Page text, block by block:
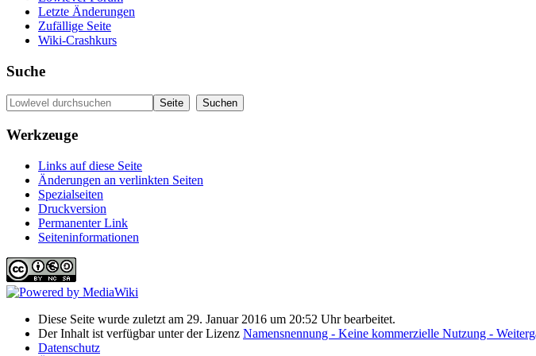
Letzte Änderungen
Zufällige Seite
Wiki-Crashkurs
Suche
Werkzeuge
Links auf diese Seite
Änderungen an verlinkten Seiten
Spezialseiten
Druckversion
Permanenter Link
Seiten­informationen
Diese Seite wurde zuletzt am 29. Januar 2016 um 20:52 Uhr bearbeitet.
Der Inhalt ist verfügbar unter der Lizenz Namensnennung - Keine kommerzielle Nutzung -
Datenschutz